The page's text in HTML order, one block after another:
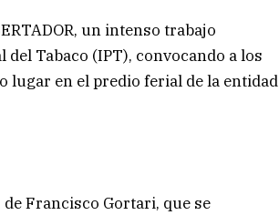
un intenso trabajo
Tabaco (IPT), convocando a los
lugar en el predio ferial de la entidad
Francisco Gortari, que se